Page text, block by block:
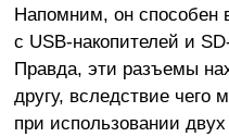
Напомним, он способен
с USB-накопителей и
Правда, эти разъемы
другу, вследствие чего
при использовании